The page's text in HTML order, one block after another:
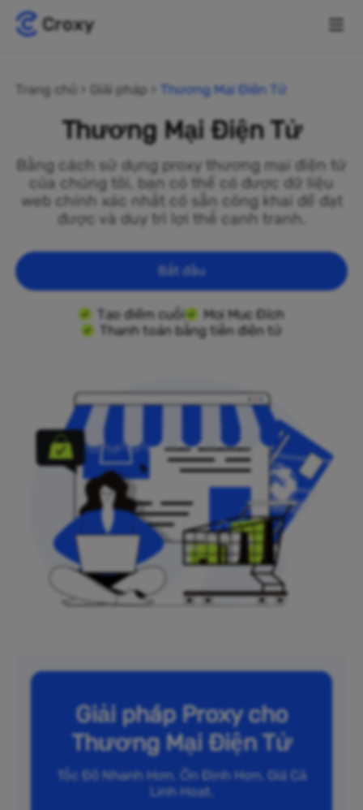
Trang chủ Giải pháp Thương Mại Điện Tử
Thương Mại Điện Tử
Bằng cách sử dụng proxy thương mại điện tử
của chúng tôi, bạn có thể có được dữ liệu
web chính xác nhất có sẵn công khai để đạt
được và duy trì lợi thế cạnh tranh.
Bắt đầu
Tạo điểm cuối
Mọi Mục Đích
Thanh toán bằng tiền điện tử
Giải pháp Proxy cho
Thương Mại Điện Tử
Tốc Độ Nhanh Hơn. Ổn Định Hơn. Giá Cả
Linh Hoạt.